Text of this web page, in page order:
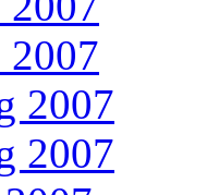
2007
2007
2007